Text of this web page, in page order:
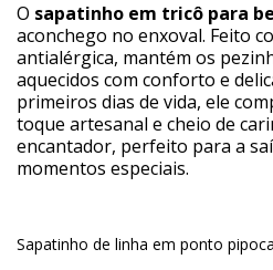
O sapatinho em tricô para
aconchego no enxoval. Feito
antialérgica, mantém os
aquecidos com conforto e
primeiros dias de vida, ele
toque artesanal e cheio de
encantador, perfeito para a
momentos especiais.
Sapatinho de linha em ponto